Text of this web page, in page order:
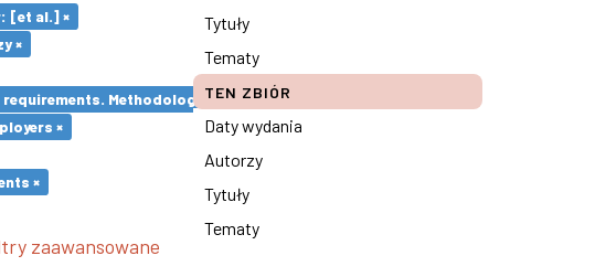
[et al.] ×
×
Methodological remarks ×
×
×
zaawansowane
Tytuły
Tematy
TEN ZBIÓR
Daty wydania
Autorzy
Tytuły
Tematy